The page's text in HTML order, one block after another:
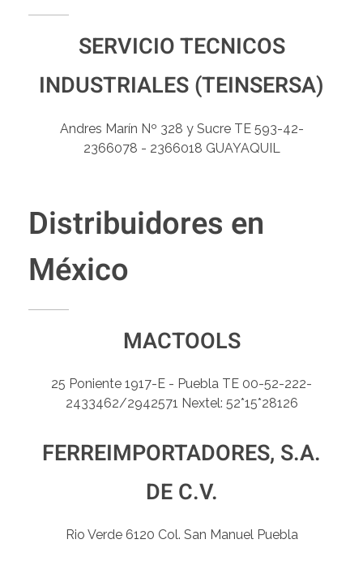
SERVICIO TECNICOS
INDUSTRIALES (TEINSERSA)
Andres Marín Nº 328 y Sucre TE 593-42-
2366078 - 2366018 GUAYAQUIL
Distribuidores en
México
MACTOOLS
25 Poniente 1917-E - Puebla TE 00-52-222-
2433462/2942571 Nextel: 52*15*28126
FERREIMPORTADORES, S.A.
DE C.V.
Rio Verde 6120 Col. San Manuel Puebla